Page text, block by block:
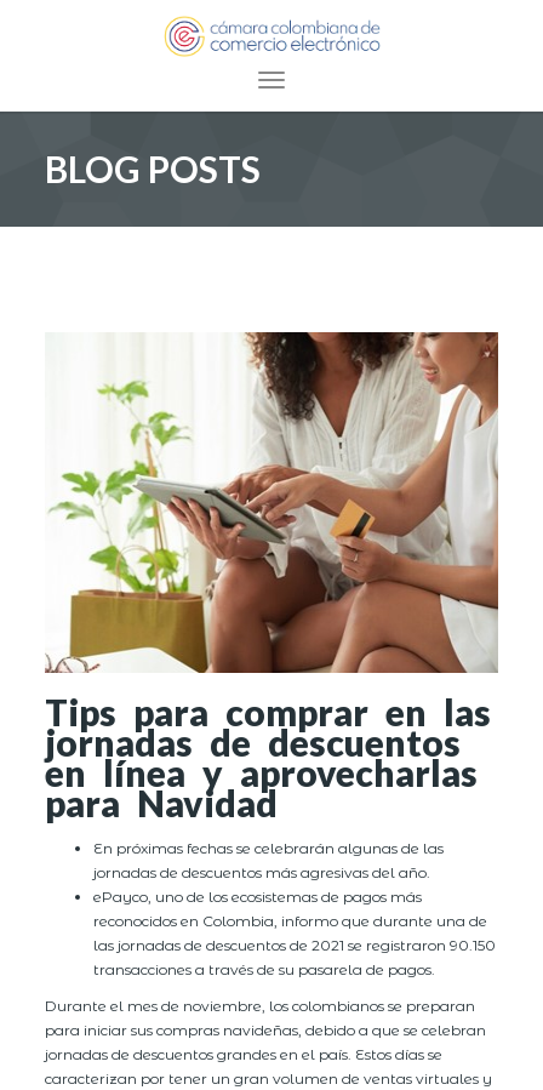
Toggle navigation
BLOG POSTS
Tips para comprar en las
jornadas de descuentos
en línea y aprovecharlas
para Navidad
En próximas fechas se celebrarán algunas de las
jornadas de descuentos más agresivas del año.
ePayco, uno de los ecosistemas de pagos más
reconocidos en Colombia, informo que durante una de
las jornadas de descuentos de 2021 se registraron 90.150
transacciones a través de su pasarela de pagos.
Durante el mes de noviembre, los colombianos se preparan
para iniciar sus compras navideñas, debido a que se celebran
jornadas de descuentos grandes en el país. Estos días se
caracterizan por tener un gran volumen de ventas virtuales y